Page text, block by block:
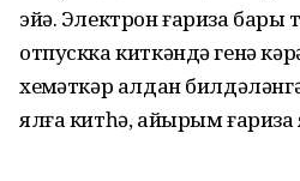
эйә. Электрон ғариза
отпускка киткәндә генә
хеҙмәткәр алдан
ялға китһә, айырым ғариза